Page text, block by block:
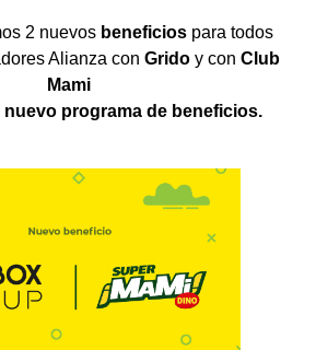
2 nuevos beneficios para todos
Alianza con Grido y con Club
Mami
nuevo programa de beneficios.